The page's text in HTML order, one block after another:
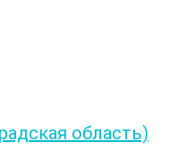
область)